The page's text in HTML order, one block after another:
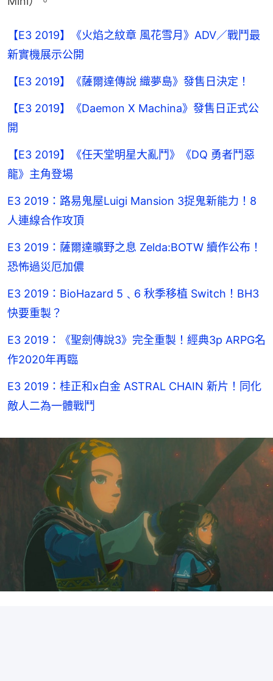
【E3 2019】《火焰之紋章 風花雪月》ADV／戰鬥最
新實機展示公開
【E3 2019】《薩爾達傳說 織夢島》發售日決定！
【E3 2019】《Daemon X Machina》發售日正式公
開
【E3 2019】《任天堂明星大亂鬥》《DQ 勇者鬥惡
龍》主角登場
E3 2019：路易鬼屋Luigi Mansion 3捉鬼新能力！8
人連線合作攻頂
E3 2019：薩爾達曠野之息 Zelda:BOTW 續作公布！
恐怖過災厄加儂
E3 2019：BioHazard 5﹑6 秋季移植 Switch！BH3
快要重製？
E3 2019：《聖劍傳說3》完全重製！經典3p ARPG名
作2020年再臨
E3 2019：桂正和x白金 ASTRAL CHAIN 新片！同化
敵人二為一體戰鬥